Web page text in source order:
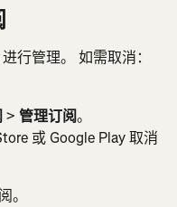
行管理。 如需取消：
> 管理订阅。
或 Google Play 取消
。